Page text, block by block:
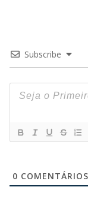
Subscribe
0 COMENTÁRIOS